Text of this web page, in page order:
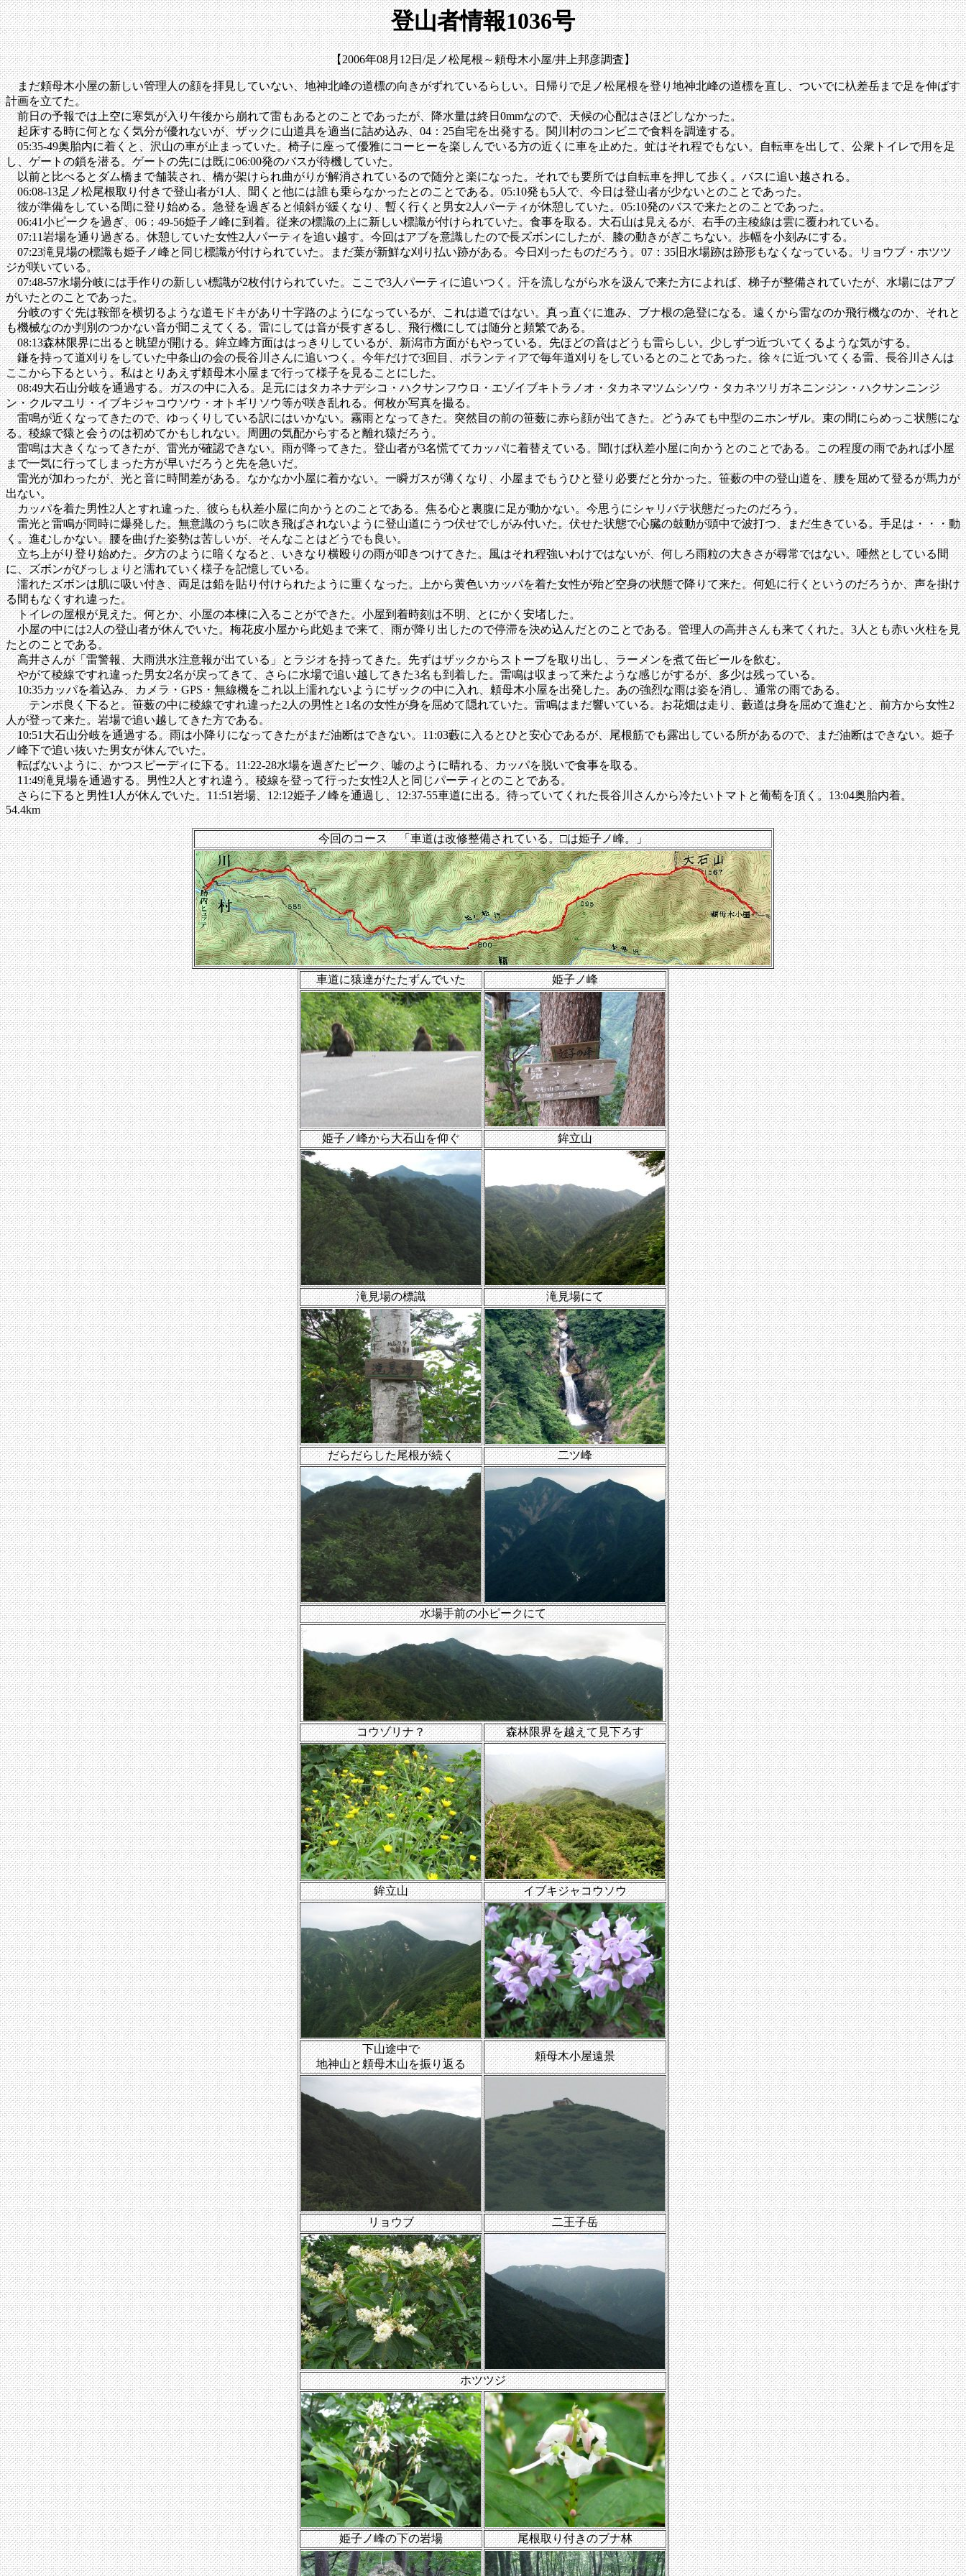
登山者情報1036号
【2006年08月12日/足ノ松尾根～頼母木小屋/井上邦彦調査】
まだ頼母木小屋の新しい管理人の顔を拝見していない、地神北峰の道標の向きがずれているらしい。日帰りで足ノ松尾根を登り地神北峰の道標を直し、ついでに杁差岳まで足を伸ばす
計画を立てた。
前日の予報では上空に寒気が入り午後から崩れて雷もあるとのことであったが、降水量は終日0mmなので、天候の心配はさほどしなかった。
起床する時に何となく気分が優れないが、ザックに山道具を適当に詰め込み、04：25自宅を出発する。関川村のコンビニで食料を調達する。
05:35-49奥胎内に着くと、沢山の車が止まっていた。椅子に座って優雅にコーヒーを楽しんでいる方の近くに車を止めた。虻はそれ程でもない。自転車を出して、公衆トイレで用を足
し、ゲートの鎖を潜る。ゲートの先には既に06:00発のバスが待機していた。
以前と比べるとダム橋まで舗装され、橋が架けられ曲がりが解消されているので随分と楽になった。それでも要所では自転車を押して歩く。バスに追い越される。
06:08-13足ノ松尾根取り付きで登山者が1人、聞くと他には誰も乗らなかったとのことである。05:10発も5人で、今日は登山者が少ないとのことであった。
彼が準備をしている間に登り始める。急登を過ぎると傾斜が緩くなり、暫く行くと男女2人パーティが休憩していた。05:10発のバスで来たとのことであった。
06:41小ピークを過ぎ、06：49-56姫子ノ峰に到着。従来の標識の上に新しい標識が付けられていた。食事を取る。大石山は見えるが、右手の主稜線は雲に覆われている。
07:11岩場を通り過ぎる。休憩していた女性2人パーティを追い越す。今回はアブを意識したので長ズボンにしたが、膝の動きがぎこちない。歩幅を小刻みにする。
07:23滝見場の標識も姫子ノ峰と同じ標識が付けられていた。まだ葉が新鮮な刈り払い跡がある。今日刈ったものだろう。07：35旧水場跡は跡形もなくなっている。リョウブ・ホツツ
ジが咲いている。
07:48-57水場分岐には手作りの新しい標識が2枚付けられていた。ここで3人パーティに追いつく。汗を流しながら水を汲んで来た方によれば、梯子が整備されていたが、水場にはアブ
がいたとのことであった。
分岐のすぐ先は鞍部を横切るような道モドキがあり十字路のようになっているが、これは道ではない。真っ直ぐに進み、ブナ根の急登になる。遠くから雷なのか飛行機なのか、それと
も機械なのか判別のつかない音が聞こえてくる。雷にしては音が長すぎるし、飛行機にしては随分と頻繁である。
08:13森林限界に出ると眺望が開ける。鉾立峰方面ははっきりしているが、新潟市方面がもやっている。先ほどの音はどうも雷らしい。少しずつ近づいてくるような気がする。
鎌を持って道刈りをしていた中条山の会の長谷川さんに追いつく。今年だけで3回目、ボランティアで毎年道刈りをしているとのことであった。徐々に近づいてくる雷、長谷川さんは
ここから下るという。私はとりあえず頼母木小屋まで行って様子を見ることにした。
08:49大石山分岐を通過する。ガスの中に入る。足元にはタカネナデシコ・ハクサンフウロ・エゾイブキトラノオ・タカネマツムシソウ・タカネツリガネニンジン・ハクサンニンジ
ン・クルマユリ・イブキジャコウソウ・オトギリソウ等が咲き乱れる。何枚か写真を撮る。
雷鳴が近くなってきたので、ゆっくりしている訳にはいかない。霧雨となってきた。突然目の前の笹薮に赤ら顔が出てきた。どうみても中型のニホンザル。束の間にらめっこ状態にな
る。稜線で猿と会うのは初めてかもしれない。周囲の気配からすると離れ猿だろう。
雷鳴は大きくなってきたが、雷光が確認できない。雨が降ってきた。登山者が3名慌ててカッパに着替えている。聞けば杁差小屋に向かうとのことである。この程度の雨であれば小屋
まで一気に行ってしまった方が早いだろうと先を急いだ。
雷光が加わったが、光と音に時間差がある。なかなか小屋に着かない。一瞬ガスが薄くなり、小屋までもうひと登り必要だと分かった。笹薮の中の登山道を、腰を屈めて登るが馬力が
出ない。
カッパを着た男性2人とすれ違った、彼らも杁差小屋に向かうとのことである。焦る心と裏腹に足が動かない。今思うにシャリバテ状態だったのだろう。
雷光と雷鳴が同時に爆発した。無意識のうちに吹き飛ばされないように登山道にうつ伏せでしがみ付いた。伏せた状態で心臓の鼓動が頭中で波打つ、まだ生きている。手足は・・・動
く。進むしかない。腰を曲げた姿勢は苦しいが、そんなことはどうでも良い。
立ち上がり登り始めた。夕方のように暗くなると、いきなり横殴りの雨が叩きつけてきた。風はそれ程強いわけではないが、何しろ雨粒の大きさが尋常ではない。唖然としている間
に、ズボンがびっしょりと濡れていく様子を記憶している。
濡れたズボンは肌に吸い付き、両足は鉛を貼り付けられたように重くなった。上から黄色いカッパを着た女性が殆ど空身の状態で降りて来た。何処に行くというのだろうか、声を掛け
る間もなくすれ違った。
トイレの屋根が見えた。何とか、小屋の本棟に入ることができた。小屋到着時刻は不明、とにかく安堵した。
小屋の中には2人の登山者が休んでいた。梅花皮小屋から此処まで来て、雨が降り出したので停滞を決め込んだとのことである。管理人の高井さんも来てくれた。3人とも赤い火柱を見
たとのことである。
高井さんが「雷警報、大雨洪水注意報が出ている」とラジオを持ってきた。先ずはザックからストーブを取り出し、ラーメンを煮て缶ビールを飲む。
やがて稜線ですれ違った男女2名が戻ってきて、さらに水場で追い越してきた3名も到着した。雷鳴は収まって来たような感じがするが、多少は残っている。
10:35カッパを着込み、カメラ・GPS・無線機をこれ以上濡れないようにザックの中に入れ、頼母木小屋を出発した。あの強烈な雨は姿を消し、通常の雨である。
テンポ良く下ると。笹薮の中に稜線ですれ違った2人の男性と1名の女性が身を屈めて隠れていた。雷鳴はまだ響いている。お花畑は走り、藪道は身を屈めて進むと、前方から女性2
人が登って来た。岩場で追い越してきた方である。
10:51大石山分岐を通過する。雨は小降りになってきたがまだ油断はできない。11:03藪に入るとひと安心であるが、尾根筋でも露出している所があるので、まだ油断はできない。姫子
ノ峰下で追い抜いた男女が休んでいた。
転ばないように、かつスピーディに下る。11:22-28水場を過ぎたピーク、嘘のように晴れる、カッパを脱いで食事を取る。
11:49滝見場を通過する。男性2人とすれ違う。稜線を登って行った女性2人と同じパーティとのことである。
さらに下ると男性1人が休んでいた。11:51岩場、12:12姫子ノ峰を通過し、12:37-55車道に出る。待っていてくれた長谷川さんから冷たいトマトと葡萄を頂く。13:04奥胎内着。
54.4km
今回のコース 「車道は改修整備されている。□は姫子ノ峰。」
車道に猿達がたたずんでいた 姫子ノ峰
姫子ノ峰から大石山を仰ぐ 鉾立山
滝見場の標識 滝見場にて
だらだらした尾根が続く 二ツ峰
水場手前の小ピークにて
コウゾリナ？ 森林限界を越えて見下ろす
鉾立山 イブキジャコウソウ
下山途中で
地神山と頼母木山を振り返る
頼母木小屋遠景
リョウブ 二王子岳
ホツツジ
姫子ノ峰の下の岩場 尾根取り付きのブナ林